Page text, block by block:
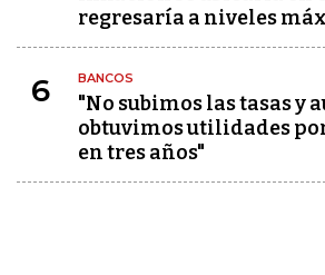
regresaría a niveles
6 BANCOS
"No subimos las tasas y
obtuvimos utilidades
en tres años"